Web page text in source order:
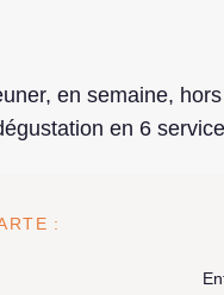
en semaine,
en 6
: